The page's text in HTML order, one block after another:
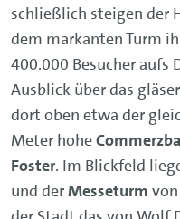
schließlich steigen der
dem markanten Turm
400.000 Besucher aufs
Ausblick über das
dort oben etwa der
Meter hohe
Foster. Im Blickfeld
und derMesseturm